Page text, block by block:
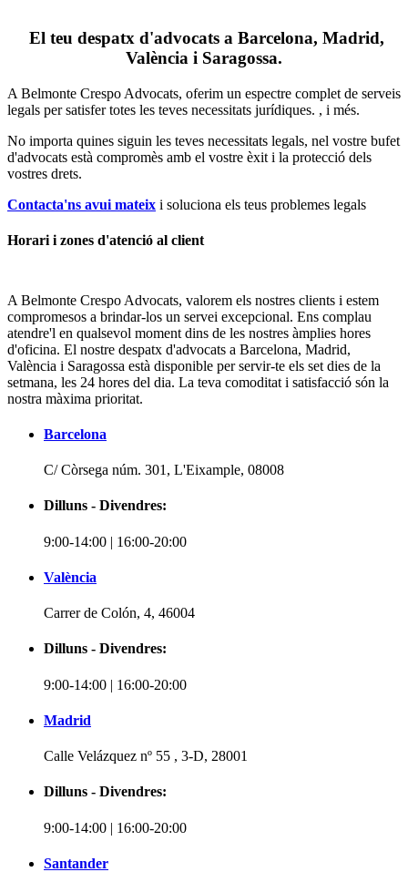
El teu despatx d'advocats a Barcelona, Madrid,
València i Saragossa.
A Belmonte Crespo Advocats, oferim un espectre complet de serveis
legals per satisfer totes les teves necessitats jurídiques. , i més.
No importa quines siguin les teves necessitats legals, nel vostre bufet
d'advocats està compromès amb el vostre èxit i la protecció dels
vostres drets.
Contacta'ns avui mateix i soluciona els teus problemes legals
Horari i zones d'atenció al client
A Belmonte Crespo Advocats, valorem els nostres clients i estem
compromesos a brindar-los un servei excepcional. Ens complau
atendre'l en qualsevol moment dins de les nostres àmplies hores
d'oficina. El nostre despatx d'advocats a Barcelona, Madrid,
València i Saragossa està disponible per servir-te els set dies de la
setmana, les 24 hores del dia. La teva comoditat i satisfacció són la
nostra màxima prioritat.
Barcelona
C/ Còrsega núm. 301, L'Eixample, 08008
Dilluns - Divendres:
9:00-14:00 | 16:00-20:00
València
Carrer de Colón, 4, 46004
Dilluns - Divendres:
9:00-14:00 | 16:00-20:00
Madrid
Calle Velázquez nº 55 , 3-D, 28001
Dilluns - Divendres:
9:00-14:00 | 16:00-20:00
Santander